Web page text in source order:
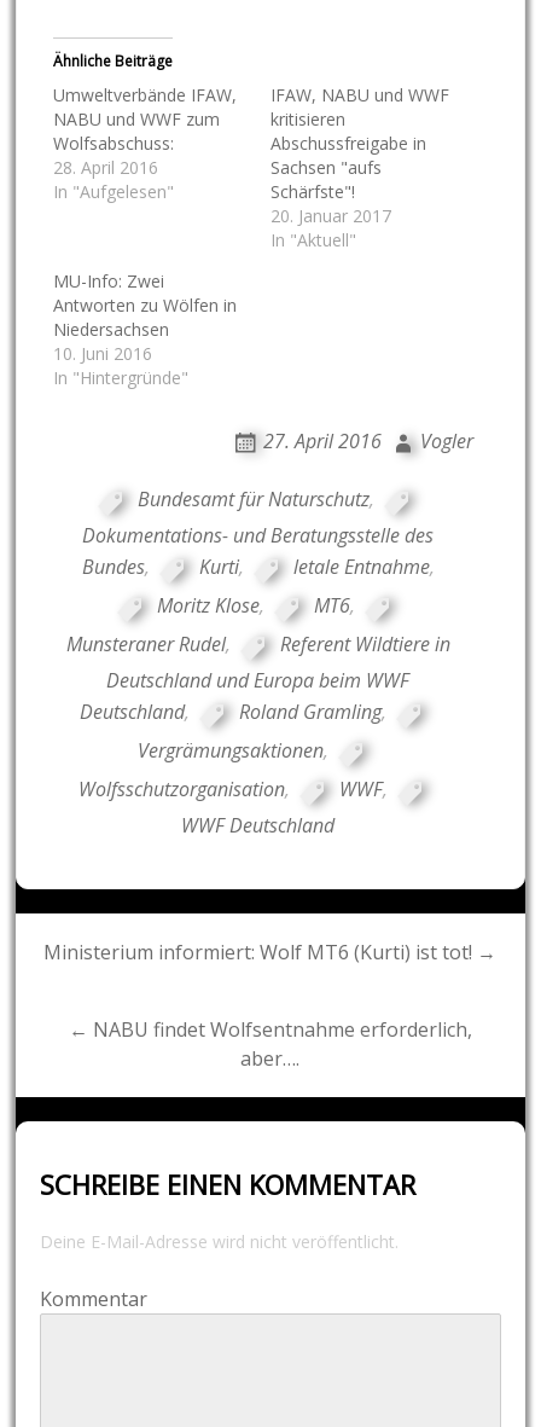
Ähnliche Beiträge
Umweltverbände IFAW,
NABU und WWF zum
Wolfsabschuss:
28. April 2016
In "Aufgelesen"
IFAW, NABU und WWF
kritisieren
Abschussfreigabe in
Sachsen "aufs
Schärfste"!
20. Januar 2017
In "Aktuell"
MU-Info: Zwei
Antworten zu Wölfen in
Niedersachsen
10. Juni 2016
In "Hintergründe"
27. April 2016 Vogler
Bundesamt für Naturschutz,
Dokumentations- und Beratungsstelle des
Bundes, Kurti, letale Entnahme,
Moritz Klose, MT6,
Munsteraner Rudel,
Referent Wildtiere in
Deutschland und Europa beim WWF
Deutschland, Roland Gramling,
Vergrämungsaktionen,
Wolfsschutzorganisation, WWF,
WWF Deutschland
Post
Ministerium informiert: Wolf MT6 (Kurti) ist tot! →
← NABU findet Wolfsentnahme erforderlich,
aber….
SCHREIBE EINEN KOMMENTAR
Deine E-Mail-Adresse wird nicht veröffentlicht.
Kommentar